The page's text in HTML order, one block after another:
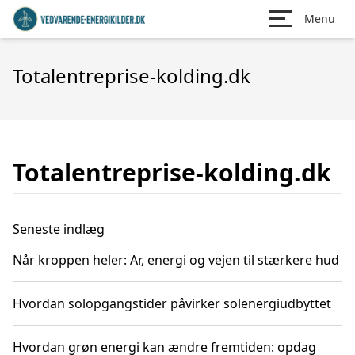
Menu
Totalentreprise-kolding.dk
Totalentreprise-kolding.dk
Seneste indlæg
Når kroppen heler: Ar, energi og vejen til stærkere hud
Hvordan solopgangstider påvirker solenergiudbyttet
Hvordan grøn energi kan ændre fremtiden: opdag